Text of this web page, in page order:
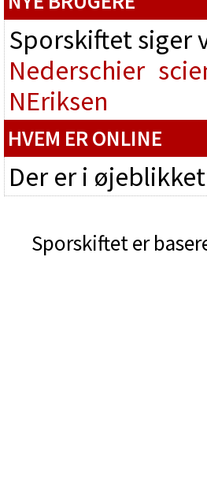
Sporskiftet
Nederschier
NEriksen
HVEM ER ONLINE
Der er i
Sporskiftet er